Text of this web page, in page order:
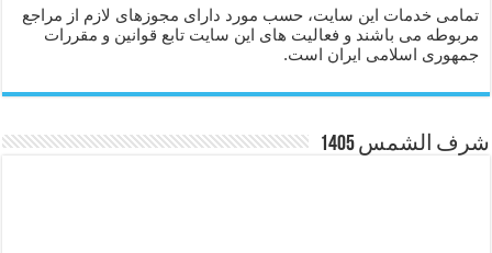
تمامی خدمات این سایت، حسب مورد دارای مجوزهای لازم از مراجع
مربوطه می باشند و فعالیت های این سایت تابع قوانین و مقررات
جمهوری اسلامی ایران است.
شرف الشمس 1405